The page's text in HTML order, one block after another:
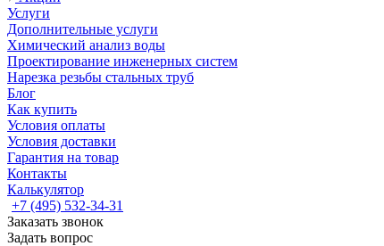
Услуги
Дополнительные услуги
Химический анализ воды
Проектирование инженерных систем
Нарезка резьбы стальных труб
Блог
Как купить
Условия оплаты
Условия доставки
Гарантия на товар
Контакты
Калькулятор
+7 (495) 532‑34‑31
Заказать звонок
Задать вопрос